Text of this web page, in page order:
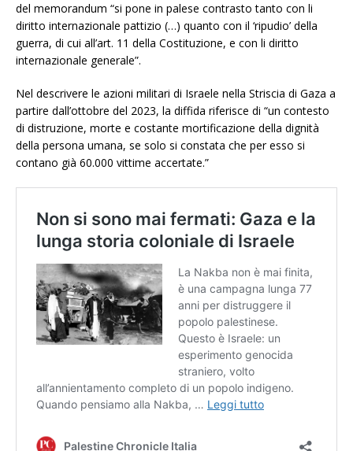
del memorandum “si pone in palese contrasto tanto con li
diritto internazionale pattizio (…) quanto con il ‘ripudio’ della
guerra, di cui all’art. 11 della Costituzione, e con li diritto
internazionale generale”.
Nel descrivere le azioni militari di Israele nella Striscia di Gaza a
partire dall’ottobre del 2023, la diffida riferisce di “un contesto
di distruzione, morte e costante mortificazione della dignità
della persona umana, se solo si constata che per esso si
contano già 60.000 vittime accertate.”